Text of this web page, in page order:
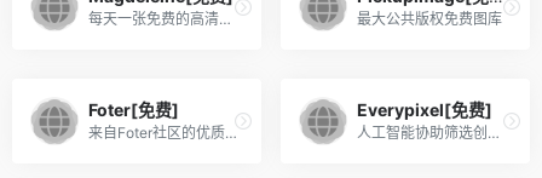
每天一张免费的高清图片 最大公共版权免费图库
Foter[免费]
来自Foter社区的优质免版税照片图库
Everypixel[免费]
人工智能协助筛选创意图片